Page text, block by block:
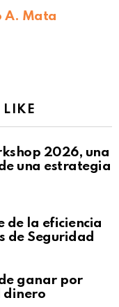
A. Mata
LIKE
2026, una
una estrategia
de la eficiencia
de Seguridad
ganar por
dinero